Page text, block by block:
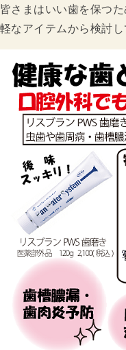
皆さまはいい歯を保つ
軽なアイテムから検討し